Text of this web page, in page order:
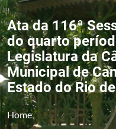
Ata da 116ª
do quarto
Legislatura da
Municipal de
Estado do Rio
Home